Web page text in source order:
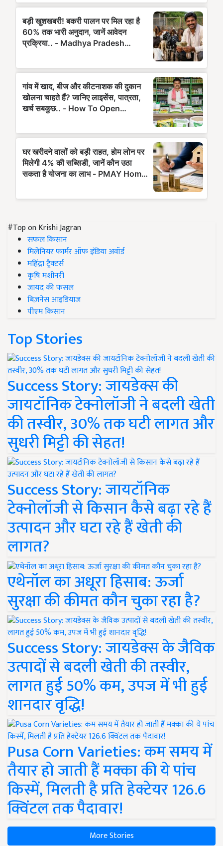
#Top on Krishi Jagran
सफल किसान
मिलेनियर फार्मर ऑफ इंडिया अवॉर्ड
महिंद्रा ट्रैक्टर्स
कृषि मशीनरी
जायद की फसल
बिज़नेस आइडियाज
पीएम किसान
Top Stories
Success Story: जायडेक्स की
जायटॉनिक टेक्नोलॉजी ने बदली खेती
की तस्वीर, 30% तक घटी लागत और
सुधरी मिट्टी की सेहत!
Success Story: जायटॉनिक
टेक्नोलॉजी से किसान कैसे बढ़ा रहे हैं
उत्पादन और घटा रहे हैं खेती की
लागत?
एथेनॉल का अधूरा हिसाब: ऊर्जा
सुरक्षा की कीमत कौन चुका रहा है?
Success Story: जायडेक्स के जैविक
उत्पादों से बदली खेती की तस्वीर,
लागत हुई 50% कम, उपज में भी हुई
शानदार वृद्धि!
Pusa Corn Varieties: कम समय में
तैयार हो जाती हैं मक्का की ये पांच
किस्में, मिलती है प्रति हेक्टेयर 126.6
क्विंटल तक पैदावार!
More Stories